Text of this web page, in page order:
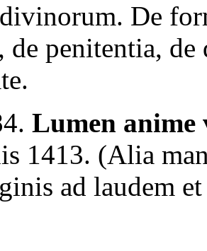
De
de penitentia,
.
Lumen
1413. (Alia
ad laudem